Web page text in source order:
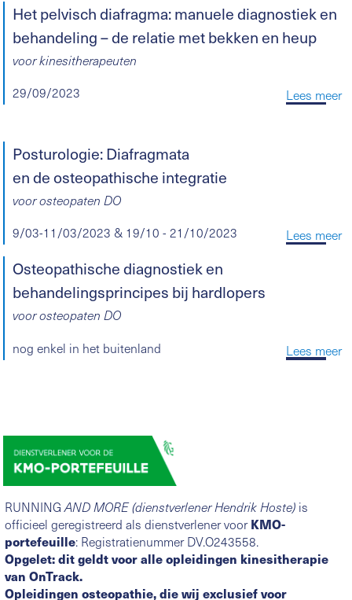
Het pelvisch diafragma: manuele diagnostiek en
behandeling – de relatie met bekken en heup
voor kinesitherapeuten
29/09/2023 Lees meer
Posturologie: Diafragmata
en de osteopathische integratie
voor osteopaten DO
9/03-11/03/2023 & 19/10 - 21/10/2023 Lees meer
Osteopathische diagnostiek en
behandelingsprincipes bij hardlopers
voor osteopaten DO
nog enkel in het buitenland Lees meer
RUNNINGAND MORE (dienstverlener Hendrik Hoste) is
officieel geregistreerd als dienstverlener voorKMO-
portefeuille: Registratienummer DV.O243558.
Opgelet: dit geldt voor alle opleidingen kinesitherapie
van OnTrack.
Opleidingen osteopathie, die wij exclusief voor